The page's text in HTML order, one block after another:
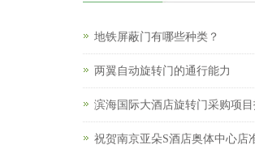
地铁屏蔽门有哪些种类？
两翼自动旋转门的通行能力
滨海国际大酒店旋转门采购项
祝贺南京亚朵S酒店奥体中心店